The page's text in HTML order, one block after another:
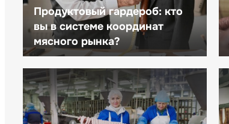
Продуктовый гардероб: кто
вы в системе координат
мясного рынка?